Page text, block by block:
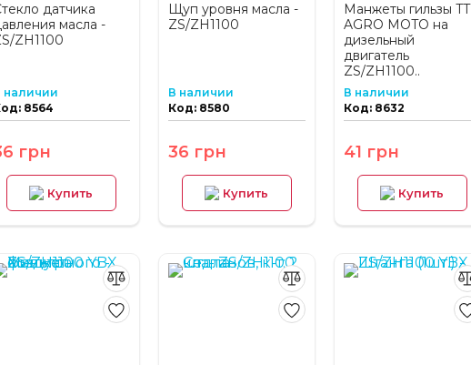
датчика
масла -
ZH1100
наличии
8564
грн
Купить
Щуп уровня масла -
ZS/ZH1100
В наличии
Код: 8580
36 грн
Купить
Манжеты гильзы TT
AGRO MOTO на
дизельный
двигатель
ZS/ZH1100..
В наличии
Код: 8632
41 грн
Купить